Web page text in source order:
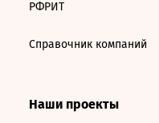
РФРИТ
Справочник компаний
Наши проекты